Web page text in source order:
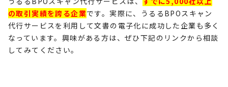
の取引実績を誇る企業です。実際に、うるる BPO スキャン
代行サービスを利用して文書の電子化に成功した企業も多く
なっています。興味がある方は、ぜひ下記のリンクから相談
してみてください。